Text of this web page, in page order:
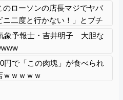
のローソンの店長マジでヤバ
ニ二度と行かない！」とブチ
するも「ヤバイのはお前だ
ｗｗｗｗｗｗｗ
象予報士・吉井明子 大胆な
円で「この肉塊」が食べられ
ｗｗｗｗｗ